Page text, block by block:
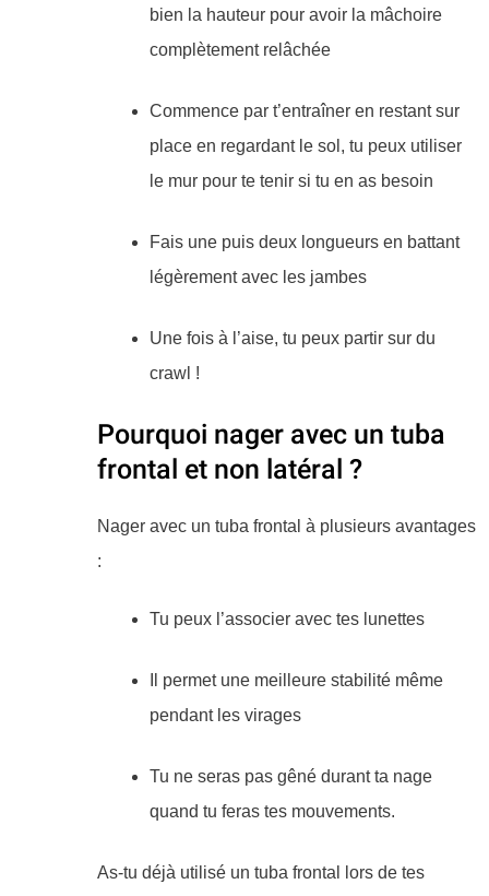
bien la hauteur pour avoir la mâchoire
complètement relâchée
Commence par t’entraîner en restant sur
place en regardant le sol, tu peux utiliser
le mur pour te tenir si tu en as besoin
Fais une puis deux longueurs en battant
légèrement avec les jambes
Une fois à l’aise, tu peux partir sur du
crawl !​
Pourquoi nager avec un tuba
frontal et non latéral ?
​Nager avec un tuba frontal à plusieurs avantages
:
Tu peux l’associer avec tes lunettes
Il permet une meilleure stabilité même
pendant les virages
Tu ne seras pas gêné durant ta nage
quand tu feras tes mouvements.
As-tu déjà utilisé un tuba frontal lors de tes